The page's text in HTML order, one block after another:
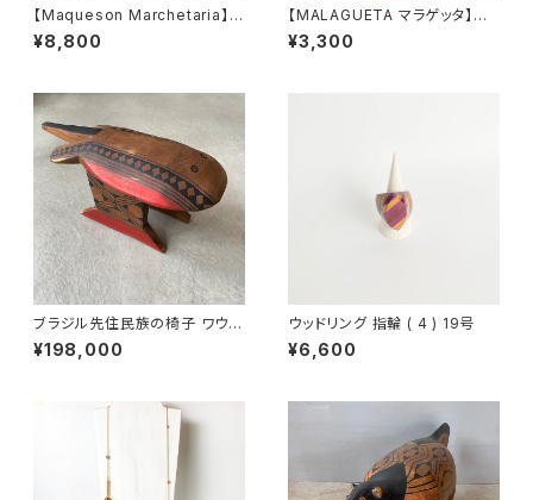
【Maqueson Marchetaria】マ
ッケソン寄木細工 ブックマーク
グリーン
¥8,800
【MALAGUETA マラゲッタ】ファ
ブリックパール リングピアス
¥3,300
ブラジル先住民族の椅子 ワウラ
ー族 エイ
¥198,000
ウッドリング 指輪 ( 4 ) 19号
¥6,600